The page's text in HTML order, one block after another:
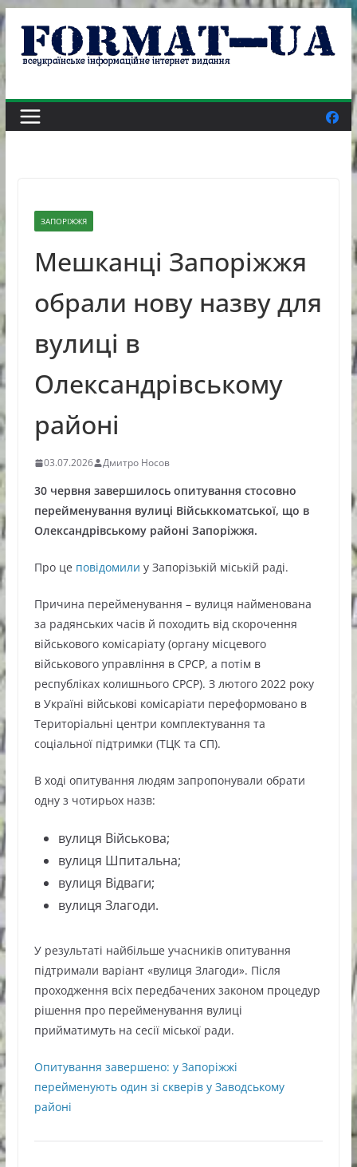
Skip
content
ЗАПОРІЖЖЯ
Мешканці Запоріжжя
обрали нову назву для
вулиці в
Олександрівському
районі
03.07.2026 Дмитро Носов
30 червня завершилось опитування стосовно
перейменування вулиці Військкоматської, що в
Олександрівському районі Запоріжжя.
Про це повідомили у Запорізькій міській раді.
Причина перейменування – вулиця найменована
за радянських часів й походить від скорочення
військового комісаріату (органу місцевого
військового управління в СРСР, а потім в
республіках колишнього СРСР). З лютого 2022 року
в Україні військові комісаріати переформовано в
Територіальні центри комплектування та
соціальної підтримки (ТЦК та СП).
В ході опитування людям запропонували обрати
одну з чотирьох назв:
вулиця Військова;
вулиця Шпитальна;
вулиця Відваги;
вулиця Злагоди.
У результаті найбільше учасників опитування
підтримали варіант «вулиця Злагоди». Після
проходження всіх передбачених законом процедур
рішення про перейменування вулиці
прийматимуть на сесії міської ради.
Опитування завершено: у Запоріжжі
перейменують один зі скверів у Заводському
районі